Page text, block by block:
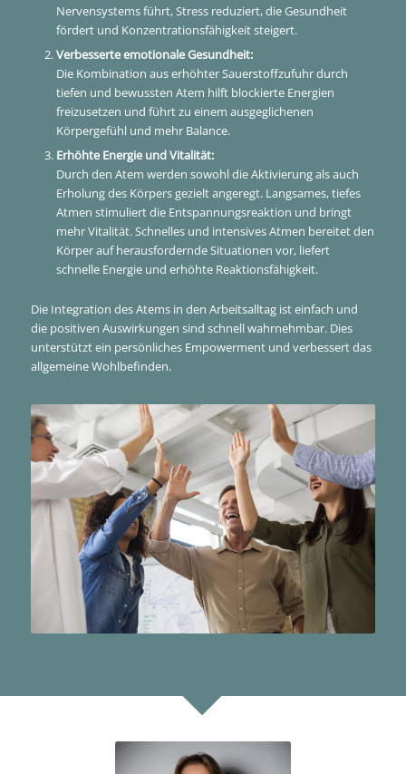
Nervensystems führt, Stress reduziert, die Gesundheit
fördert und Konzentrationsfähigkeit steigert.
Verbesserte emotionale Gesundheit:
Die Kombination aus erhöhter Sauerstoffzufuhr durch
tiefen und bewussten Atem hilft blockierte Energien
freizusetzen und führt zu einem ausgeglichenen
Körpergefühl und mehr Balance.
Erhöhte Energie und Vitalität:
Durch den Atem werden sowohl die Aktivierung als auch
Erholung des Körpers gezielt angeregt. Langsames, tiefes
Atmen stimuliert die Entspannungsreaktion und bringt
mehr Vitalität. Schnelles und intensives Atmen bereitet den
Körper auf herausfordernde Situationen vor, liefert
schnelle Energie und erhöhte Reaktionsfähigkeit.
Die Integration des Atems in den Arbeitsalltag ist einfach und
die positiven Auswirkungen sind schnell wahrnehmbar. Dies
unterstützt ein persönliches Empowerment und verbessert das
allgemeine Wohlbefinden.